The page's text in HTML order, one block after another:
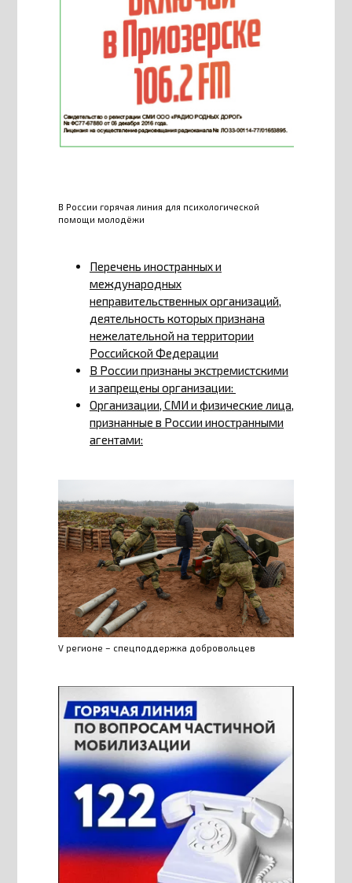
В России горячая линия для психологической
помощи молодёжи
Перечень иностранных и
международных
неправительственных организаций,
деятельность которых признана
нежелательной на территории
Российской Федерации
В России признаны экстремистскими
и запрещены организации:
Организации, СМИ и физические лица,
признанные в России иностранными
агентами:
V регионе – спецподдержка добровольцев